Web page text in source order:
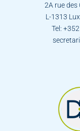
2A rue des
L-1313
Tel: